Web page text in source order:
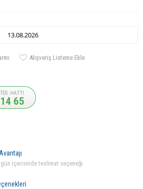
13.08.2026
Alışveriş Listeme Ekle
65
içerisinde teslimat seçeneği.